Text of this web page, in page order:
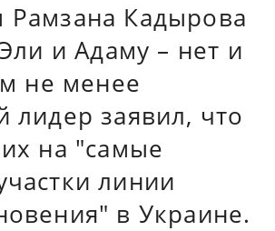
Кадырова
и Адаму – нет и
не менее
лидер заявил, что
на "самые
линии
в Украине.